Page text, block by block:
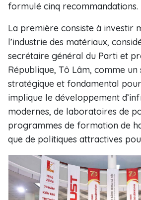
formulé cinq recommandations.
La première consiste à investir
l’industrie des matériaux,
secrétaire général du Parti et
République, Tô Lâm, comme un
stratégique et fondamental
implique le développement
modernes, de laboratoires de
programmes de formation de
que de politiques attractives